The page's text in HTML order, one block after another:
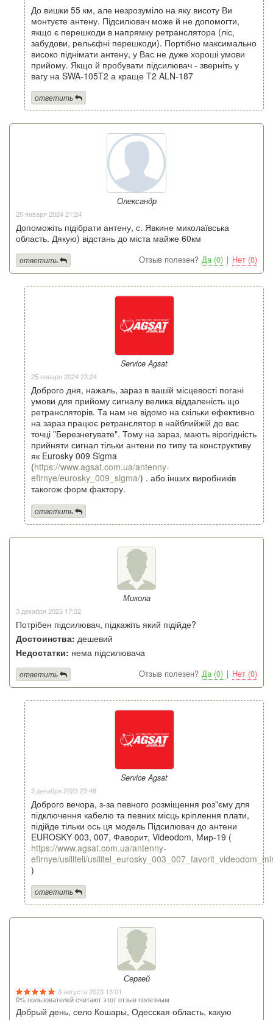
До вишки 55 км, але незрозуміло на яку висоту Ви
монтуєте антену. Підсилювач може й не допомогти,
якщо є перешкоди в напрямку ретранслятора (ліс,
забудови, рельєфні перешкоди). Портібно максимально
високо піднімати антену, у Вас не дуже хороші умови
прийому. Якщо й пробувати підсилювач - зверніть у
вагу на SWA-105T2 а краще T2 ALN-187
ответить
Олександр
25 января 2024 21:24
Допоможіть підібрати антену, с. Явкине миколаївська
область. Дякую) відстань до міста майже 60км
Отзыв полезен? Да (0) | Нет (0)
ответить
Service Agsat
25 января 2024 23:24
Доброго дня, нажаль, зараз в вашій місцевості погані
умови для прийому сигналу велика віддаленість що
ретрансляторів. Та нам не відомо на скільки ефективно
на зараз працює ретранслятор в найблийжій до вас
точці "Березнегувате". Тому на зараз, мають вірогідність
прийняти сигнал тільки антени по типу та конструктиву
як Eurosky 009 Sigma
(https://www.agsat.com.ua/antenny-
efirnye/eurosky_009_sigma/) . або інших виробників
такогож форм фактору.
ответить
Микола
3 декабря 2023 17:32
Потрібен підсилювач, підкажіть який підійде?
Достоинства: дешевий
Недостатки: нема підсилювача
Отзыв полезен? Да (0) | Нет (0)
ответить
Service Agsat
3 декабря 2023 23:48
Доброго вечора, з-за певного розміщення роз"єму для
підключення кабелю та певних місць кріплення плати,
підійде тільки ось ця модель Підсилювач до антени
EUROSKY 003, 007, Фаворит, Videodom, Мир-19 (
https://www.agsat.com.ua/antenny-
efirnye/usiliteli/
)
ответить
Сергей
3 августа 2023 13:01
0% пользователей считают этот отзыв полезным
Добрый день, село Кошары, Одесская область, какую